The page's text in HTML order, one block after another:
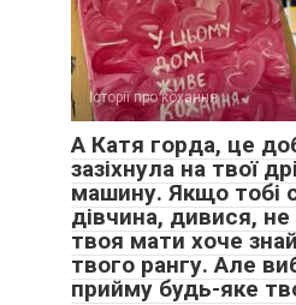
Історії про кохання
А Катя горда, це
зазіхнула на твої
машину. Якщо тобі
дівчина, дивися, не
твоя мати хоче
твого рангу. Але
прийму будь-яке